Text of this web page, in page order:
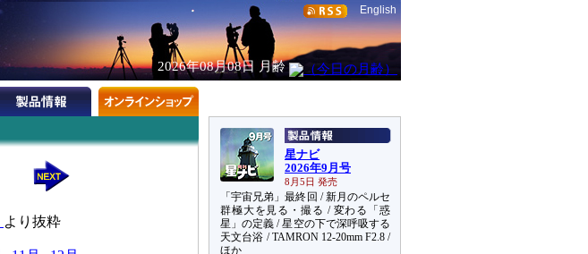
English
2026年08月08日 月齢
より抜粋
星ナビ
2026年9月号
8月5日 発売
「宇宙兄弟」最終回 / 新月のペルセ
群極大を見る・撮る / 変わる「惑
星」の定義 / 星空の下で深呼吸する
天文台浴 / TAMRON 12-20mm F2.8 /
ほか